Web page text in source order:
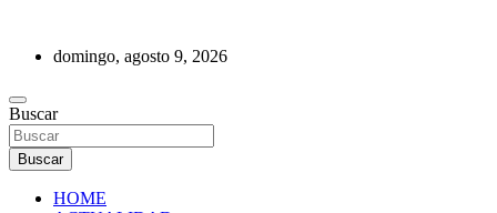
contenidodomingo, agosto 9, 2026
REVISTA DE PRENSA
Buscar
Buscar
HOME